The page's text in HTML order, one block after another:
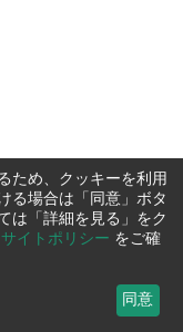
ため、クッキーを利用
る場合は「同意」ボタ
は「詳細を見る」をク
サイトポリシー をご確
同意